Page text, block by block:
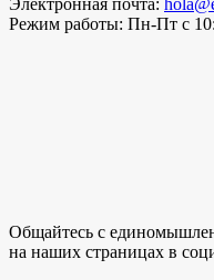
Режим работы: Пн-Пт с
Общайтесь с
на наших страницах в